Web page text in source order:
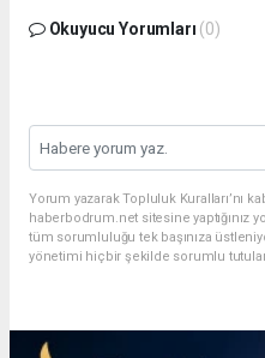
Okuyucu Yorumları (0)
Yorum yazarak Topluluk Kuralları’nı
haberbodrum.net sitesine yaptığınız
tüm sorumluluğu tek başınıza
yönetimi hiçbir şekilde sorumlu